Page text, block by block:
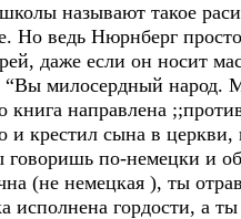
называют такое
ведь Нюрнберг
даже если он носит
“Вы милосердный
направлена
и крестил сына в
по-немецки и
(не немецкая ), ты
исполнена гордости, а